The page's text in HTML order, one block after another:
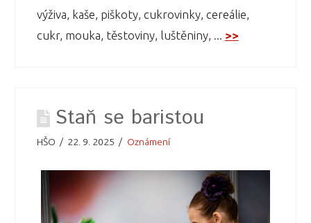
výživa, kaše, piškoty, cukrovinky, cereálie,
cukr, mouka, těstoviny, luštěniny, ... >>
Staň se baristou
HŠO 22. 9. 2025 Oznámení